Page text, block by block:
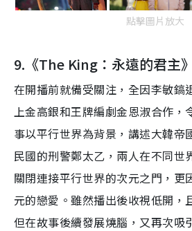
點擊圖片放大
9. 《The King ：永遠的君主》
在開播前就備受關注，全因李敏鎬
上金高銀和王牌編劇金恩淑合作，
事以平行世界為背景，講述大韓帝
民國的刑警鄭太乙，兩人在不同世
關閉連接平行世界的次元之門 ， 更
元的戀愛 。雖然播出後收視低開 ，
但在故事後續發展燒腦，又再次吸